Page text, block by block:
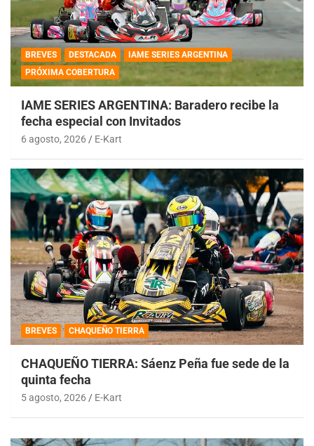
BREVES DESTACADA
IAME SERIES ARGENTINA
PRÓXIMA COBERTURA
IAME SERIES ARGENTINA: Baradero recibe la
fecha especial con Invitados
6 agosto, 2026 E-Kart
BREVES CHAQUEÑO TIERRA
CHAQUEÑO TIERRA: Sáenz Peña fue sede de la
quinta fecha
5 agosto, 2026 E-Kart